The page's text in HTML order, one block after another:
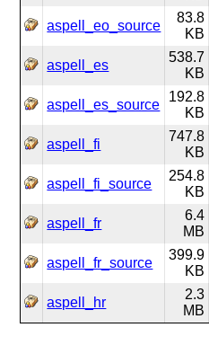
aspell_eo_source
83.8
KB
aspell_es
538.7
KB
aspell_es_source
192.8
KB
aspell_fi
747.8
KB
aspell_fi_source
254.8
KB
aspell_fr
6.4
MB
aspell_fr_source
399.9
KB
aspell_hr
2.3
MB